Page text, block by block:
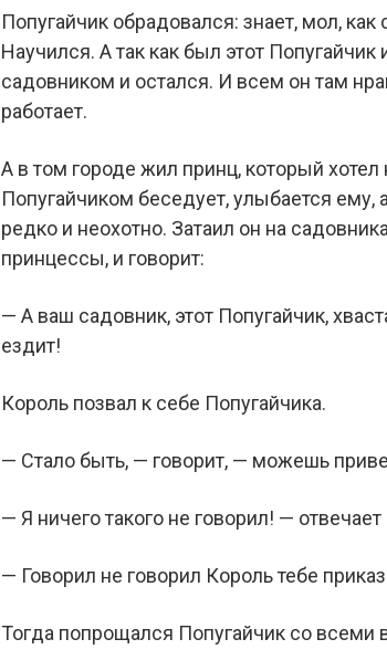
Попугайчик обрадовался: знает, мол,
Научился. А так как был этот
садовником и остался. И всем он там
работает.
А в том городе жил принц, который
Попугайчиком беседует, улыбается ему,
редко и неохотно. Затаил он на
принцессы, и говорит:
— А ваш садовник, этот Попугайчик,
ездит!
Король позвал к себе Попугайчика.
— Стало быть, — говорит, — можешь
— Я ничего такого не говорил! —
— Говорил не говорил Король тебе
Тогда попрощался Попугайчик со всеми